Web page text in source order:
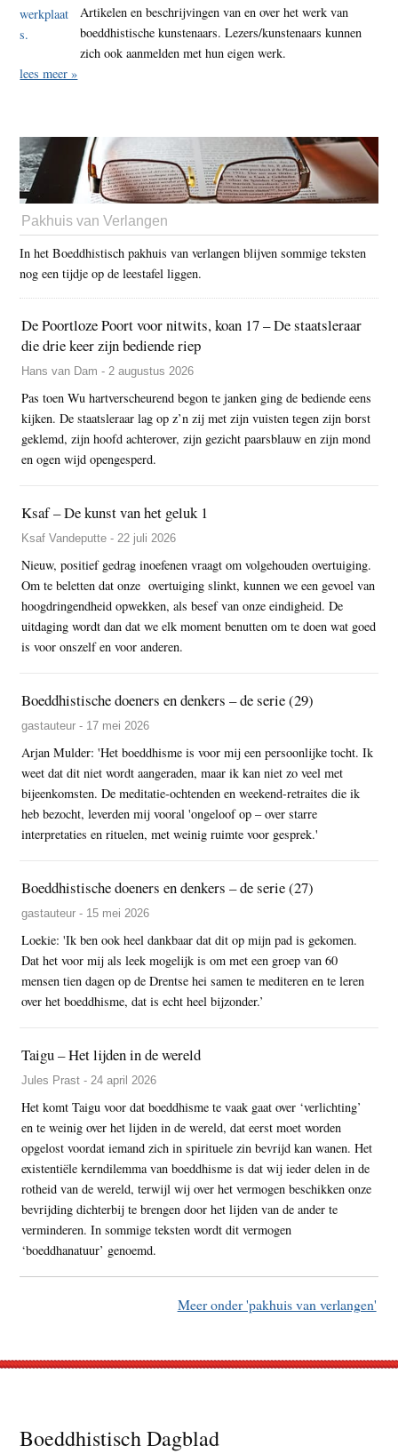
Artikelen en beschrijvingen van en over het werk van
boeddhistische kunstenaars. Lezers/kunstenaars kunnen
zich ook aanmelden met hun eigen werk.
lees meer »
Pakhuis van Verlangen
In het Boeddhistisch pakhuis van verlangen blijven sommige teksten
nog een tijdje op de leestafel liggen.
De Poortloze Poort voor nitwits, koan 17 – De staatsleraar
die drie keer zijn bediende riep
Hans van Dam - 2 augustus 2026
Pas toen Wu hartverscheurend begon te janken ging de bediende eens
kijken. De staatsleraar lag op z’n zij met zijn vuisten tegen zijn borst
geklemd, zijn hoofd achterover, zijn gezicht paarsblauw en zijn mond
en ogen wijd opengesperd.
Ksaf – De kunst van het geluk 1
Ksaf Vandeputte - 22 juli 2026
Nieuw, positief gedrag inoefenen vraagt om volgehouden overtuiging.
Om te beletten dat onze overtuiging slinkt, kunnen we een gevoel van
hoogdringendheid opwekken, als besef van onze eindigheid. De
uitdaging wordt dan dat we elk moment benutten om te doen wat goed
is voor onszelf en voor anderen.
Boeddhistische doeners en denkers – de serie (29)
gastauteur - 17 mei 2026
Arjan Mulder: 'Het boeddhisme is voor mij een persoonlijke tocht. Ik
weet dat dit niet wordt aangeraden, maar ik kan niet zo veel met
bijeenkomsten. De meditatie-ochtenden en weekend-retraites die ik
heb bezocht, leverden mij vooral 'ongeloof op – over starre
interpretaties en rituelen, met weinig ruimte voor gesprek.'
Boeddhistische doeners en denkers – de serie (27)
gastauteur - 15 mei 2026
Loekie: 'Ik ben ook heel dankbaar dat dit op mijn pad is gekomen.
Dat het voor mij als leek mogelijk is om met een groep van 60
mensen tien dagen op de Drentse hei samen te mediteren en te leren
over het boeddhisme, dat is echt heel bijzonder.’
Taigu – Het lijden in de wereld
Jules Prast - 24 april 2026
Het komt Taigu voor dat boeddhisme te vaak gaat over ‘verlichting’
en te weinig over het lijden in de wereld, dat eerst moet worden
opgelost voordat iemand zich in spirituele zin bevrijd kan wanen. Het
existentiële kerndilemma van boeddhisme is dat wij ieder delen in de
rotheid van de wereld, terwijl wij over het vermogen beschikken onze
bevrijding dichterbij te brengen door het lijden van de ander te
verminderen. In sommige teksten wordt dit vermogen
‘boeddhanatuur’ genoemd.
Meer onder 'pakhuis van verlangen'
Footer
Boeddhistisch Dagblad